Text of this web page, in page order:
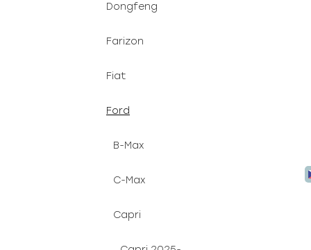
Dongfeng
Farizon
Fiat
Ford
B-Max
C-Max
Capri